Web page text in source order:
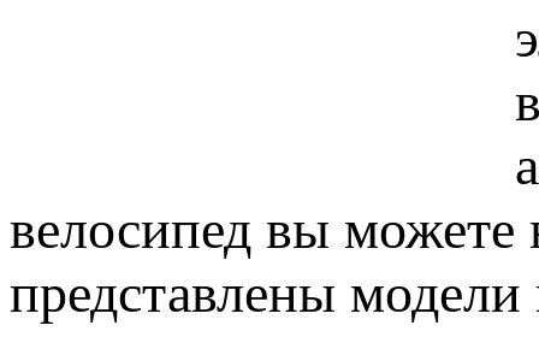
велосипед вы
представлены